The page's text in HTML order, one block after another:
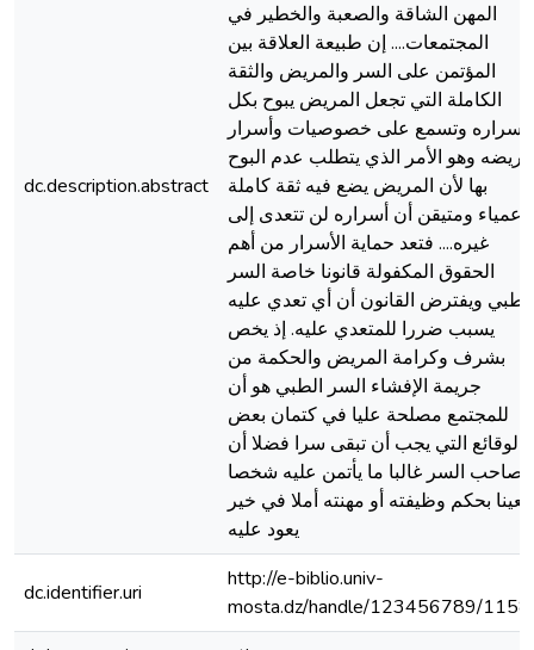
dc.description.abstract
المهن الشاقة والصعبة والخطير في
المجتمعات.... إن طبيعة العلاقة بين
المؤتمن على السر والمريض والثقة
الكاملة التي تجعل المريض يبوح بكل
أسراره وتسمع على خصوصيات وأسرار
مريضه وهو الأمر الذي يتطلب عدم البوح
بها لأن المريض يضع فيه ثقة كاملة
وعمياء ومتيقن أن أسراره لن تتعدى إلى
غيره.... فتعد حماية الأسرار من أهم
الحقوق المكفولة قانونا خاصة السر
الطبي ويفترض القانون أن أي تعدي عليه
يسبب ضررا للمتعدي عليه. إذ يخص
بشرف وكرامة المريض والحكمة من
جريمة الإفشاء السر الطبي هو أن
للمجتمع مصلحة عليا في كتمان بعض
الوقائع التي يجب أن تبقى سرا فضلا أن
صاحب السر غالبا ما يأتمن عليه شخصا
معينا بحكم وظيفته أو مهنته أملا في خير
يعود عليه
dc.identifier.uri
http://e-biblio.univ-
mosta.dz/handle/123456789/